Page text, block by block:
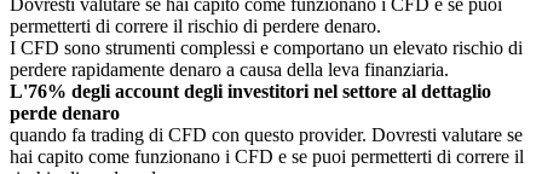
permetterti di correre il rischio di perdere denaro.
I CFD sono strumenti complessi e comportano un elevato rischio di
perdere rapidamente denaro a causa della leva finanziaria.
L'76% degli account degli investitori nel settore al dettaglio
perde denaro
quando fa trading di CFD con questo provider. Dovresti valutare se
hai capito come funzionano i CFD e se puoi permetterti di correre il